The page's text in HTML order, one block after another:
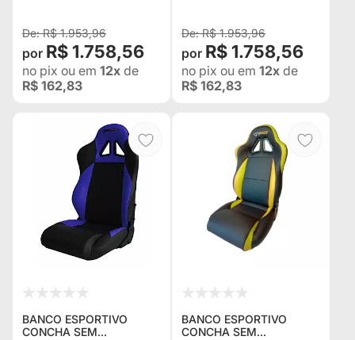
OS VEÍCULOS
R$ 1.953,96
R$ 1.758,56
no pix ou em 12x de
R$ 162,83
R$ 1.953,96
R$ 1.758,56
no pix ou em 12x de
R$ 162,83
BANCO ESPORTIVO
CONCHA SEM
BANCO ESPORTIVO
CONCHA SEM